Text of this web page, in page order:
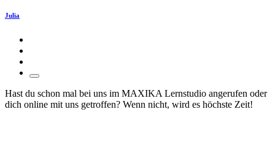
Julia
Hast du schon mal bei uns im MAXIKA Lernstudio angerufen oder
dich online mit uns getroffen? Wenn nicht, wird es höchste Zeit!